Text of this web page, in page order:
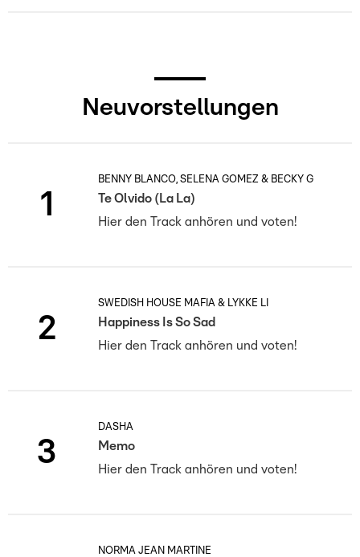
Neuvorstellungen
1
BENNY BLANCO, SELENA GOMEZ & BECKY G
Te Olvido (La La)
Hier den Track anhören und voten!
2
SWEDISH HOUSE MAFIA & LYKKE LI
Happiness Is So Sad
Hier den Track anhören und voten!
3
DASHA
Memo
Hier den Track anhören und voten!
NORMA JEAN MARTINE